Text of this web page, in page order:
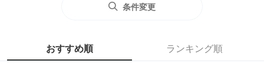
条件変更
おすすめ順 ランキング順